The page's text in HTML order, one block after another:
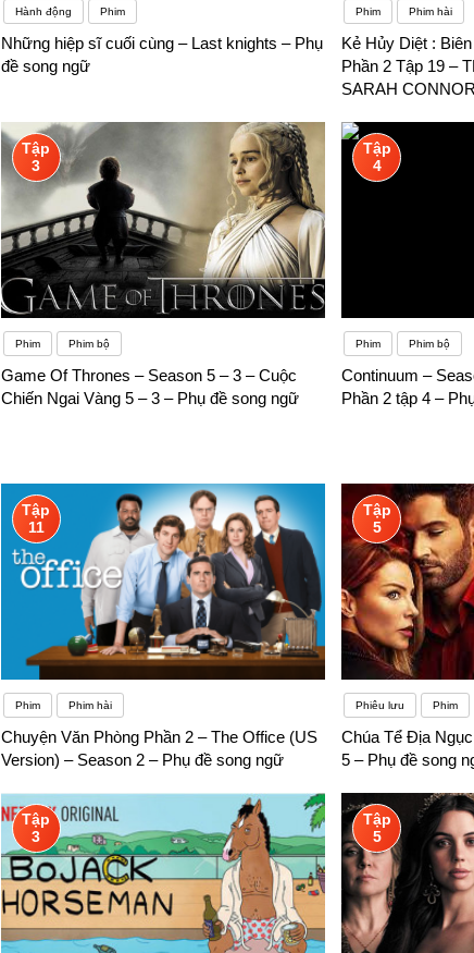
Hành động Phim
Những hiệp sĩ cuối cùng – Last knights – Phụ
đề song ngữ
Phim Phim hài
Kẻ Hủy Diệt :
Phần 2 Tập 19 –
SARAH
Tập
3
Phim Phim bộ
Game Of Thrones – Season 5 – 3 – Cuộc
Chiến Ngai Vàng 5 – 3 – Phụ đề song ngữ
Tập
4
Phim Phim bộ
Continuum –
Phần 2 tập 4 –
Tập
11
Phim Phim hài
Chuyện Văn Phòng Phần 2 – The Office (US
Version) – Season 2 – Phụ đề song ngữ
Tập
5
Phiêu lưu Phim
Chúa Tể Địa
5 – Phụ đề song
Tập
3
Tập
5